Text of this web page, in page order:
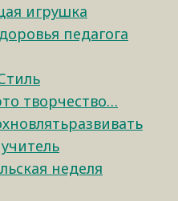
игрушка
педагога
творчество…
неделя